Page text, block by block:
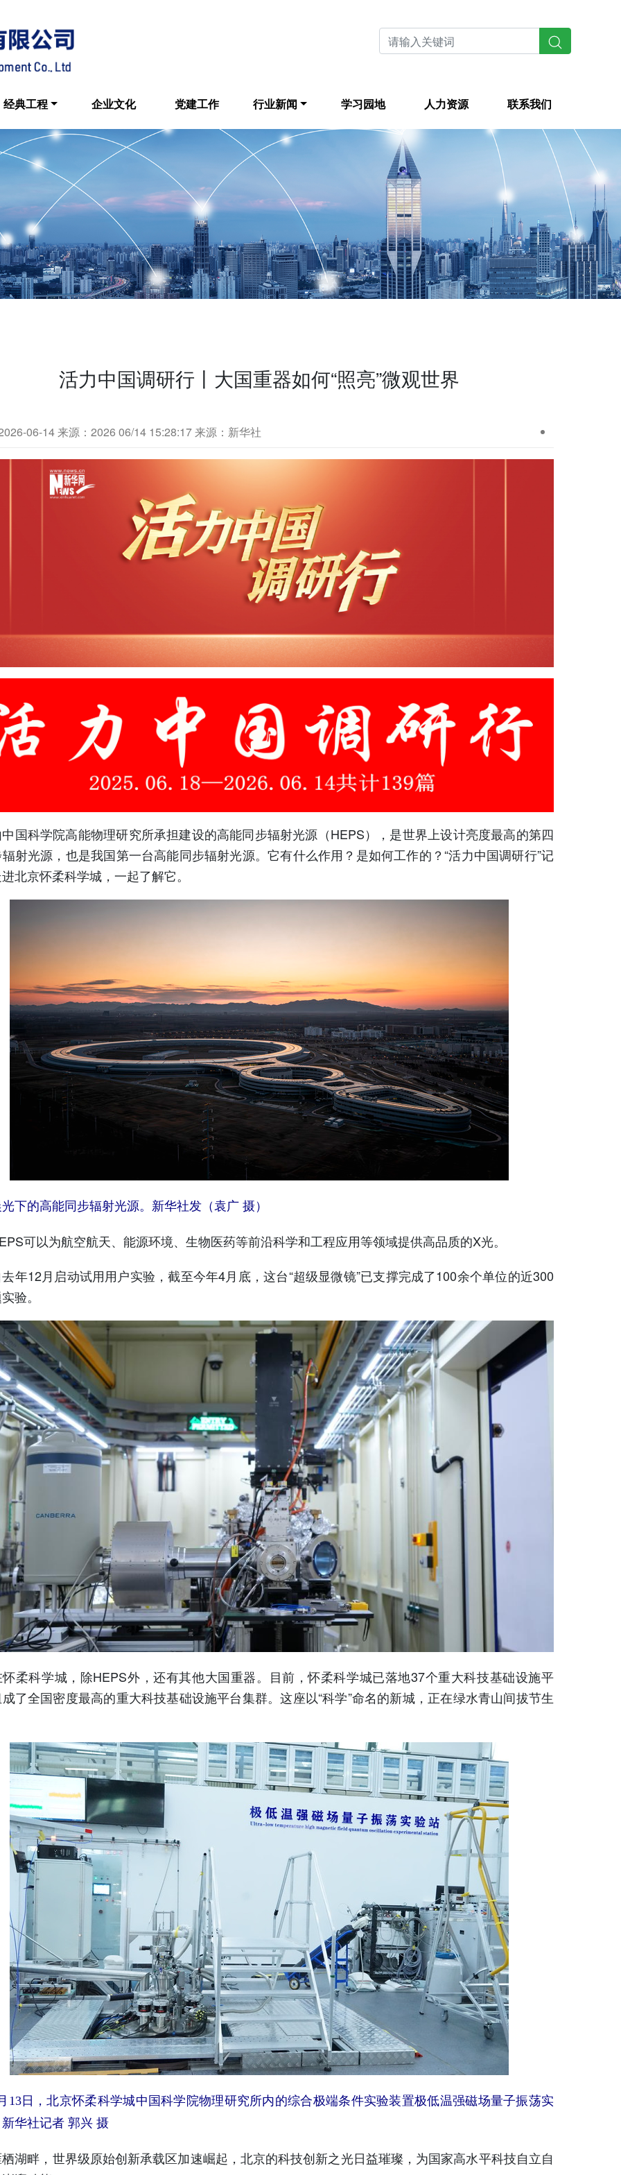
经典工程 企业文化 党建工作 行业新闻 学习园地 人力资源 联系我们
活力中国调研行丨大国重器如何“照亮”微观世界
06-14来源：2026 06/14 15:28:17 来源：新华社
科学院高能物理研究所承担建设的高能同步辐射光源（HEPS），是世界上设计亮度最高的第四
射光源，也是我国第一台高能同步辐射光源。它有什么作用？是如何工作的？“活力中国调研行”记
北京怀柔科学城，一起了解它。
的高能同步辐射光源。新华社发（袁广 摄）
可以为航空航天、能源环境、生物医药等前沿科学和工程应用等领域提供高品质的X光。
12月启动试用用户实验，截至今年4月底，这台“超级显微镜”已支撑完成了100余个单位的近300
验。
科学城，除HEPS外，还有其他大国重器。目前，怀柔科学城已落地37个重大科技基础设施平
了全国密度最高的重大科技基础设施平台集群。这座以“科学”命名的新城，正在绿水青山间拔节生
日，北京怀柔科学城中国科学院物理研究所内的综合极端条件实验装置极低温强磁场量子振荡实
华社记者 郭兴 摄
畔，世界级原始创新承载区加速崛起，北京的科技创新之光日益璀璨，为国家高水平科技自立自